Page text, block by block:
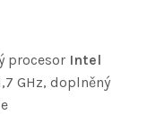
procesor Intel
GHz, doplněný